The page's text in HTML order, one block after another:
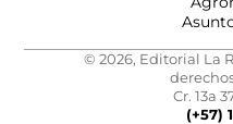
© 2026, Editorial La
Cr. 13a
(+57)